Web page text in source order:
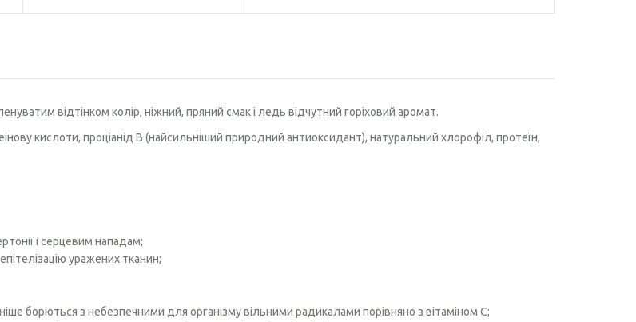
відтінком колір, ніжний, пряний смак і ледь відчутний горіховий аромат.
кислоти, проціанід В (найсильніший природний антиоксидант), натуральний хлорофіл, протеїн,
і серцевим нападам;
уражених тканин;
борються з небезпечними для організму вільними радикалами порівняно з вітаміном С;